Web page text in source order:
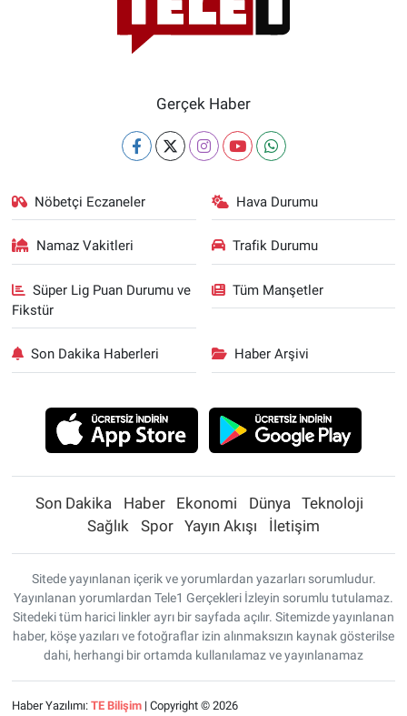
Gerçek Haber
Nöbetçi Eczaneler Hava Durumu
Namaz Vakitleri Trafik Durumu
Süper Lig Puan Durumu ve
Fikstür
Tüm Manşetler
Son Dakika Haberleri Haber Arşivi
Son Dakika Haber Ekonomi Dünya
Teknoloji
Sağlık
Spor Yayın Akışı İletişim
Sitede yayınlanan içerik ve yorumlardan yazarları sorumludur.
Yayınlanan yorumlardan Tele1 Gerçekleri İzleyin sorumlu tutulamaz.
Sitedeki tüm harici linkler ayrı bir sayfada açılır. Sitemizde yayınlanan
haber, köşe yazıları ve fotoğraflar izin alınmaksızın kaynak gösterilse
dahi, herhangi bir ortamda kullanılamaz ve yayınlanamaz
Haber Yazılımı: TE Bilişim| Copyright © 2026